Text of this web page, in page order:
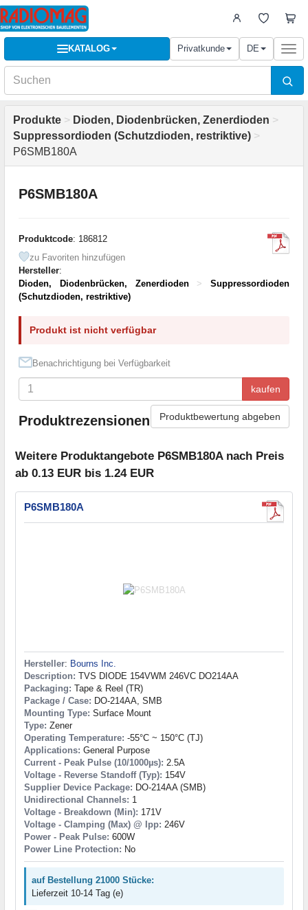
KATALOG Privatkunde DE
Produkte > Dioden, Diodenbrücken, Zenerdioden >
Suppressordioden (Schutzdioden, restriktive) >
P6SMB180A
P6SMB180A
Produktcode: 186812
zu Favoriten hinzufügen
Hersteller:
Dioden, Diodenbrücken, Zenerdioden
>
Suppressordioden
(Schutzdioden, restriktive)
Produkt ist nicht verfügbar
Benachrichtigung bei Verfügbarkeit
kaufen
Produktrezensionen Produktbewertung abgeben
Weitere Produktangebote P6SMB180A nach Preis
ab 0.13 EUR bis 1.24 EUR
P6SMB180A
Hersteller: Bourns Inc.
Description: TVS DIODE 154VWM 246VC DO214AA
Packaging: Tape & Reel (TR)
Package / Case: DO-214AA, SMB
Mounting Type: Surface Mount
Type: Zener
Operating Temperature: -55°C ~ 150°C (TJ)
Applications: General Purpose
Current - Peak Pulse (10/1000µs): 2.5A
Voltage - Reverse Standoff (Typ): 154V
Supplier Device Package: DO-214AA (SMB)
Unidirectional Channels: 1
Voltage - Breakdown (Min): 171V
Voltage - Clamping (Max) @ Ipp: 246V
Power - Peak Pulse: 600W
Power Line Protection: No
auf Bestellung 21000 Stücke:
Lieferzeit 10-14 Tag (e)